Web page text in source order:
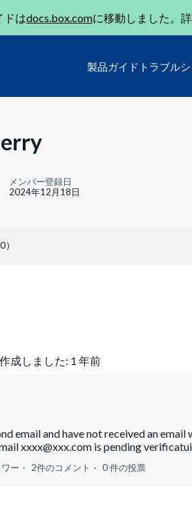
ドはdocs.box.comに移動しました。
製品ガイド トラブル
メンバー登録日
2024年12月18日
成しました: 1 年前
email and have not received an
xxxx@xxx.com is pending
ー 2件のコメント 0 件の投票